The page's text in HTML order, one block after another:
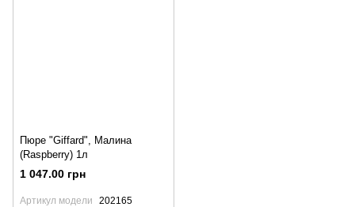
Пюре "Giffard", Малина
(Raspberry) 1л
1 047.00 грн
Артикул модели 202165